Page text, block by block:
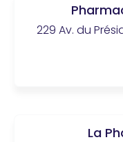
229 Av. du
La